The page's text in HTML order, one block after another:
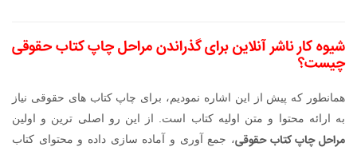
شیوه کار ناشر آنلاین برای گذراندنمراحل چاپ کتاب حقوقی
چیست؟
همانطور که پیش از این اشاره نمودیم، برای چاپ کتاب های حقوقی نیاز
به ارائه محتوا و متن اولیه کتاب است. از این رو اصلی ترین و اولین
مراحل چاپ کتاب حقوقی، جمع آوری و آماده سازی داده و محتوای کتاب